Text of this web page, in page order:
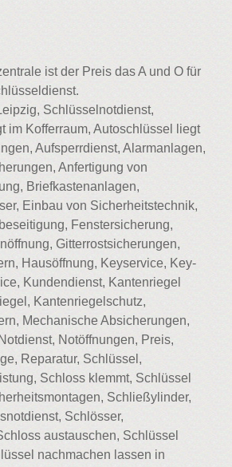
ist der Preis das A und O für
Schlüsselnotdienst,
im Kofferraum, Autoschlüssel liegt
Aufsperrdienst, Alarmanlagen,
Anfertigung von
Briefkastenanlagen,
Einbau von Sicherheitstechnik,
Fenstersicherung,
Gitterrostsicherungen,
Hausöffnung, Keyservice, Key-
Kundendienst, Kantenriegel
Kantenriegelschutz,
Mechanische Absicherungen,
Notöffnungen, Preis,
Reparatur, Schlüssel,
Schloss klemmt, Schlüssel
Schließylinder,
Schlösser,
austauschen, Schlüssel
nachmachen lassen in